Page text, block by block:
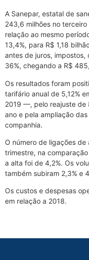
A Sanepar, estatal de
243,6 milhões no
relação ao mesmo
13,4%, para R$ 1,18
antes de juros,
36%, chegando a R$
Os resultados foram
tarifário anual de 5,12%
2019 —, pelo reajuste de
ano e pela ampliação
companhia.
O número de ligações de
trimestre, na
a alta foi de 4,2%. Os
também subiram 2,3% e
Os custos e despesas
em relação a 2018.